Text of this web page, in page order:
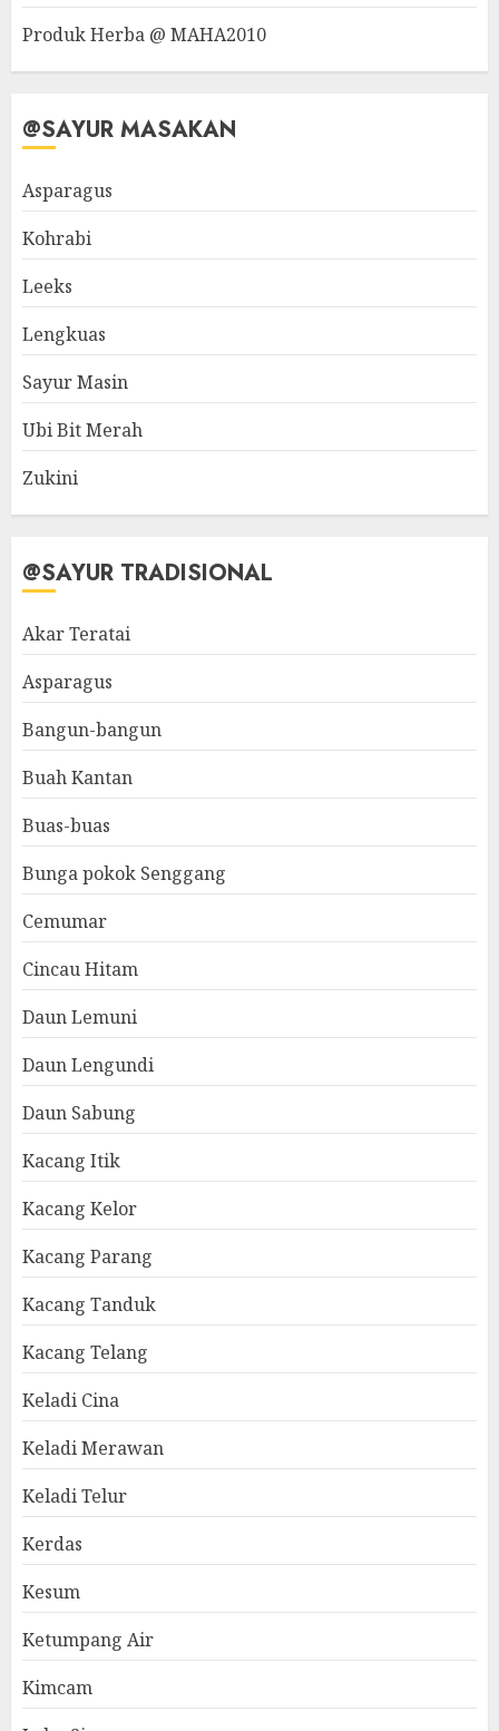
Produk Herba @ MAHA2010
@SAYUR MASAKAN
Asparagus
Kohrabi
Leeks
Lengkuas
Sayur Masin
Ubi Bit Merah
Zukini
@SAYUR TRADISIONAL
Akar Teratai
Asparagus
Bangun-bangun
Buah Kantan
Buas-buas
Bunga pokok Senggang
Cemumar
Cincau Hitam
Daun Lemuni
Daun Lengundi
Daun Sabung
Kacang Itik
Kacang Kelor
Kacang Parang
Kacang Tanduk
Kacang Telang
Keladi Cina
Keladi Merawan
Keladi Telur
Kerdas
Kesum
Ketumpang Air
Kimcam